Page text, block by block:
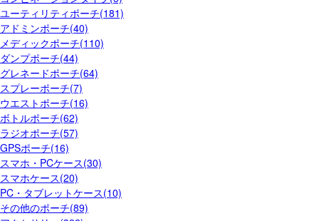
ユーティリティポーチ(181)
アドミンポーチ(40)
メディックポーチ(110)
ダンプポーチ(44)
グレネードポーチ(64)
スプレーポーチ(7)
ウエストポーチ(16)
ボトルポーチ(62)
ラジオポーチ(57)
GPSポーチ(16)
スマホ・PCケース(30)
スマホケース(20)
PC・タブレットケース(10)
その他のポーチ(89)